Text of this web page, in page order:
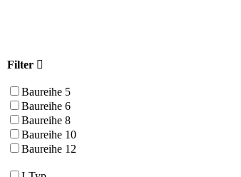
Filter
Baureihe 5
Baureihe 6
Baureihe 8
Baureihe 10
Baureihe 12